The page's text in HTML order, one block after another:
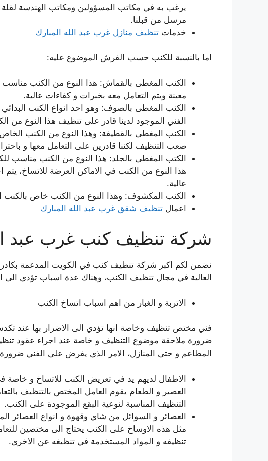
يرغب به في مكاتب المسؤولين ومكاتب الهندسة
مرسل من قبلنا.
خدمات تنظيف منازل غرب عبد الله المبارك
اما بالنسبة للكنب حسب الفرش الموضوع عليه:
الكنب المغطى بالقماش: هذا النوع من الكنب مناسب
معينة ويتم التعامل معه بخبرات و كفاءات عالية.
الكنب المغطى بالصوف: وهو احد انواع الكنب
الفني الموجود لدينا قادر على تنظيف هذا النوع من
الكنب المغطى بالقطيفة: وهذا النوع من الكنب
صعب التنظيف لكننا قادرين على التعامل معها و
الكتب المغطى بالجلد: هذا النوع من الكنب مناسب
هذا النوع من الكنب في الاماكن العرضة للاتساخ، يتم
عالية.
الكنب المكشوف: وهذا النوع من الكنب خاص بالكنب
اعمال تنظيف شقق غرب عبد الله المبارك
شركة تنظيف كنب غرب عبد
نضمن لكم اكبر شركة تنظيف كنب في الكويت المدعمة
العالية في مجال تنظيف الكنب، وهناك عدة اسباب تؤدي الى
الاتربة و الغبار من اهم اسباب اتساخ الكنب
فني مختص تنظيف وخاصة انها تؤدي الى الاضرار بها عند
ضرورة ملاحقة موضوع التنظيف و خاصة عند اجراء عقود
المطاعم و حتى المنازل، الامر الذي يفرض على الفني
الاطفال لديهم يد في تعريض الكنب للاتساخ و
العصير و الطعام يقوم العامل المختص بالتنظيف
التنظيف المناسبة لنوعية البقع الموجودة على الكنب.
العصائر و السوائل من شاي وقهوة و انواع العصائر
مثل هذه الاوساخ على الكنب يحتاج الى مختصين
تنظيفه و المواد المستخدمة في تنظيغه عن الاخرى.